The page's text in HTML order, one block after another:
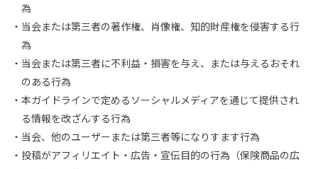
為
当会または第三者の著作権、肖像権、知的財産権を侵害する⾏
為
当会または第三者に不利益・損害を与え、または与えるおそれ
のある⾏為
本ガイドラインで定めるソーシャルメディアを通じて提供され
る情報を改ざんする⾏為
当会、他のユーザーまたは第三者等になりすます⾏為
投稿がアフィリエイト・広告・宣伝⽬的の⾏為（保険商品の広